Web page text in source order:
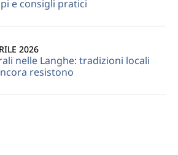
e consigli pratici
nelle Langhe: tradizioni locali
resistono
2026